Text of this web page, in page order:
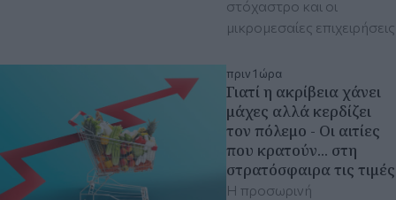
στόχαστρο και οι
μικρομεσαίες επιχειρήσεις
πριν 1 ώρα
Γιατί η ακρίβεια χάνει
μάχες αλλά κερδίζει
τον πόλεμο - Οι αιτίες
που κρατούν... στη
στρατόσφαιρα τις τιμές
Η προσωρινή